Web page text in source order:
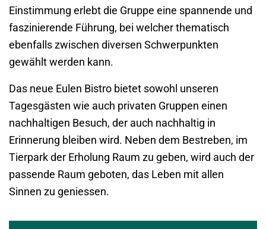
Einstimmung erlebt die Gruppe eine spannende und
faszinierende Führung, bei welcher thematisch
ebenfalls zwischen diversen Schwerpunkten
gewählt werden kann.
Das neue Eulen Bistro bietet sowohl unseren
Tagesgästen wie auch privaten Gruppen einen
nachhaltigen Besuch, der auch nachhaltig in
Erinnerung bleiben wird. Neben dem Bestreben, im
Tierpark der Erholung Raum zu geben, wird auch der
passende Raum geboten, das Leben mit allen
Sinnen zu geniessen.